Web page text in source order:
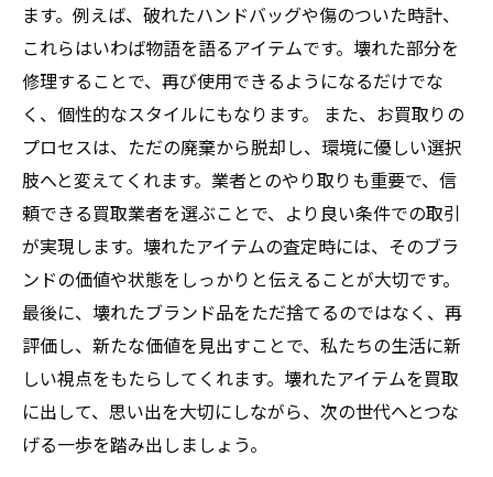
ます。例えば、破れたハンドバッグや傷のついた時計、
これらはいわば物語を語るアイテムです。壊れた部分を
修理することで、再び使用できるようになるだけでな
く、個性的なスタイルにもなります。 また、お買取りの
プロセスは、ただの廃棄から脱却し、環境に優しい選択
肢へと変えてくれます。業者とのやり取りも重要で、信
頼できる買取業者を選ぶことで、より良い条件での取引
が実現します。壊れたアイテムの査定時には、そのブラ
ンドの価値や状態をしっかりと伝えることが大切です。
最後に、壊れたブランド品をただ捨てるのではなく、再
評価し、新たな価値を見出すことで、私たちの生活に新
しい視点をもたらしてくれます。壊れたアイテムを買取
に出して、思い出を大切にしながら、次の世代へとつな
げる一歩を踏み出しましょう。